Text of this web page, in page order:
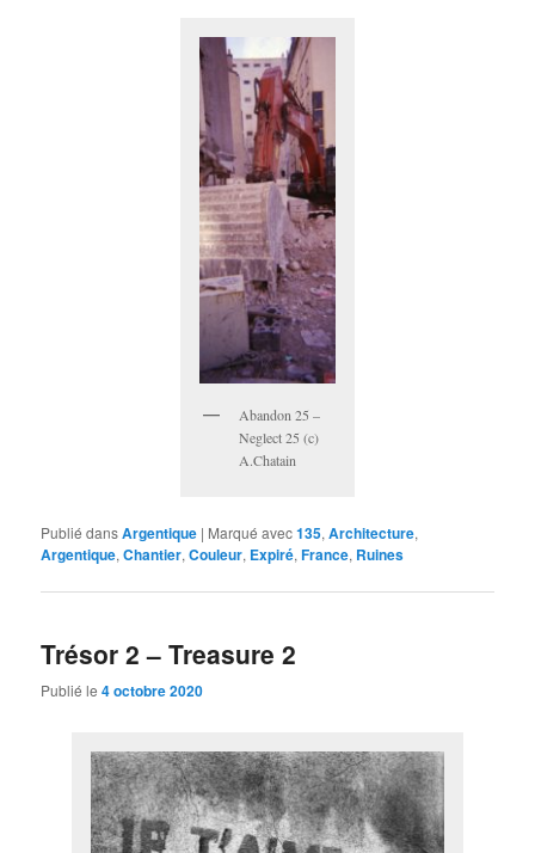
Abandon 25 –
Neglect 25 (c)
A.Chatain
Publié dansArgentique | Marqué avec135,Architecture,
Argentique,Chantier,Couleur, Expiré,France, Ruines
Trésor 2 – Treasure 2
Publié le4 octobre 2020